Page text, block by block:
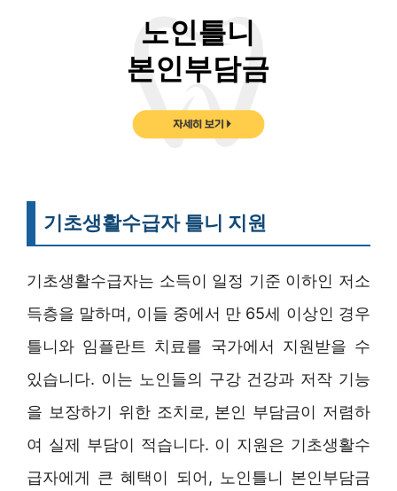
기초생활수급자 틀니 지원
기초생활수급자는 소득이 일정 기준 이하인 저소
득층을 말하며, 이들 중에서 만 65세 이상인 경우
틀니와 임플란트 치료를 국가에서 지원받을 수
있습니다. 이는 노인들의 구강 건강과 저작 기능
을 보장하기 위한 조치로, 본인 부담금이 저렴하
여 실제 부담이 적습니다. 이 지원은 기초생활수
급자에게 큰 혜택이 되어, 노인틀니 본인부담금